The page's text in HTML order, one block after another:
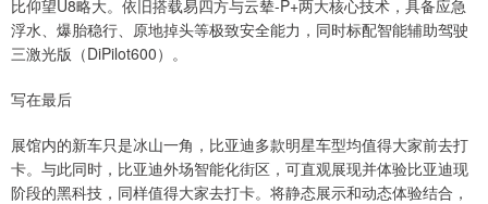
比仰望U8略大。依旧搭载易四方与云辇-P+两大核心技术，具备应急
浮水、爆胎稳行、原地掉头等极致安全能力，同时标配智能辅助驾驶
三激光版（DiPilot600）。
写在最后
展馆内的新车只是冰山一角，比亚迪多款明星车型均值得大家前去打
卡。与此同时，比亚迪外场智能化街区，可直观展现并体验比亚迪现
阶段的黑科技，同样值得大家去打卡。将静态展示和动态体验结合，